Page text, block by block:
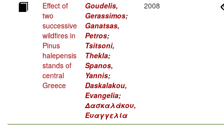
Effect of
two
successive
wildfires in
Pinus
halepensis
stands of
central
Greece
Goudelis,
Gerassimos;
Ganatsas,
Petros;
Tsitsoni,
Thekla;
Spanos,
Yannis;
Daskalakou,
Evangelia;
Δασκαλάκου,
Ευαγγελία
2008